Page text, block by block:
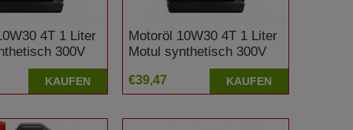
4T 1 Liter
300V
Road Racing
KAUFEN
Motoröl 10W30 4T 1 Liter
Motul synthetisch 300V
Factory Line Offroad
Racing
€39,47 KAUFEN